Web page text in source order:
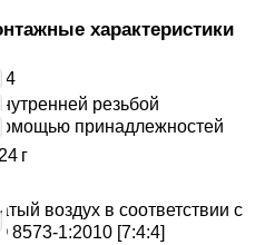
характеристики
4
резьбой
принадлежностей
г
воздух в соответствии с
8573-1:2010 [7:4:4]